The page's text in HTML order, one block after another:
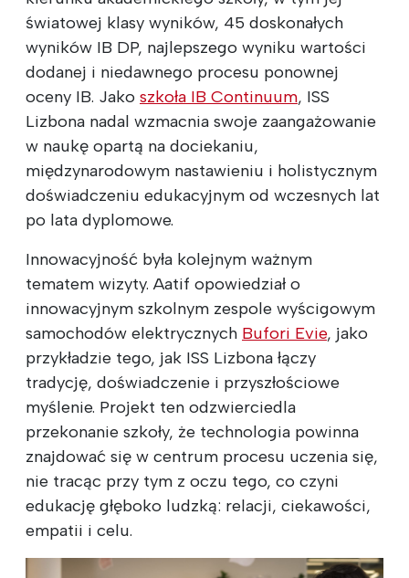
światowej klasy wyników, 45 doskonałych
wyników IB DP, najlepszego wyniku wartości
dodanej i niedawnego procesu ponownej
oceny IB. Jako szkoła IB Continuum, ISS
Lizbona nadal wzmacnia swoje zaangażowanie
w naukę opartą na dociekaniu,
międzynarodowym nastawieniu i holistycznym
doświadczeniu edukacyjnym od wczesnych lat
po lata dyplomowe.
Innowacyjność była kolejnym ważnym
tematem wizyty. Aatif opowiedział o
innowacyjnym szkolnym zespole wyścigowym
samochodów elektrycznych Bufori Evie, jako
przykładzie tego, jak ISS Lizbona łączy
tradycję, doświadczenie i przyszłościowe
myślenie. Projekt ten odzwierciedla
przekonanie szkoły, że technologia powinna
znajdować się w centrum procesu uczenia się,
nie tracąc przy tym z oczu tego, co czyni
edukację głęboko ludzką: relacji, ciekawości,
empatii i celu.